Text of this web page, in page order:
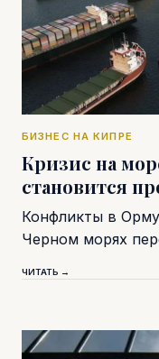
БИЗНЕС НА КИПРЕ
Кризис на
становится
Конфликты в
Черном морях
ЧИТАТЬ →